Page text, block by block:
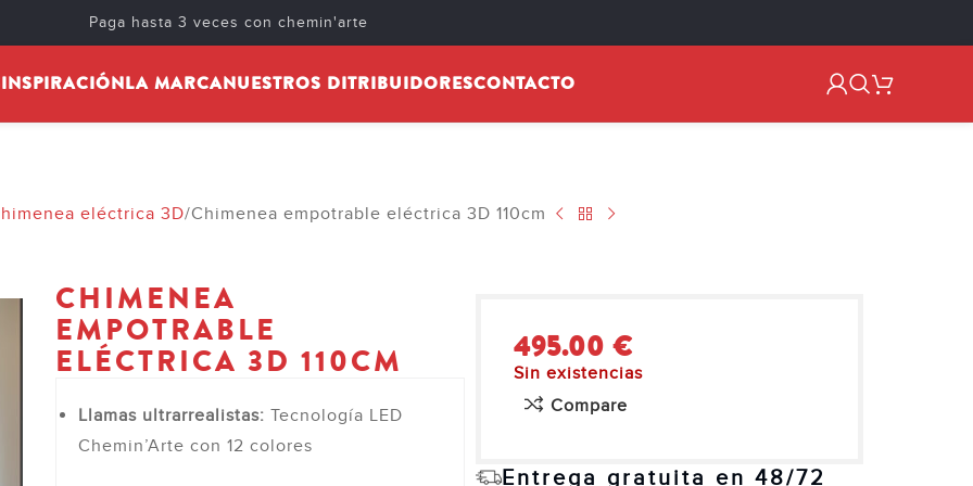
Paga hasta 3 veces con chemin'arte
INSPIRACIÓNLA MARCANUESTROS DITRIBUIDORESCONTACTO
eléctrica 3D Chimenea empotrable eléctrica 3D 110cm
CHIMENEA
EMPOTRABLE
ELÉCTRICA 3D 110CM
Llamas ultrarrealistas: Tecnología LED
Chemin’Arte con 12 colores
495.00 €
Sin existencias
Compare
Entrega gratuita en 48/72